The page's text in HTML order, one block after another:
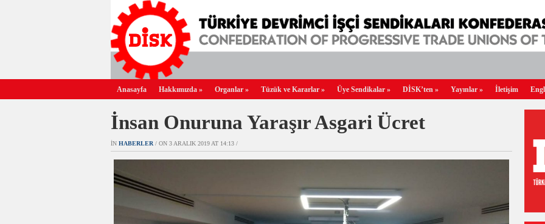
Anasayfa Hakkımızda » Organlar » Tüzük ve Kararlar » Üye Sendikalar » DİSK’ten » Yayınlar » İletişim
İnsan Onuruna Yaraşır Asgari Ücret
IN HABERLER / ON 3 ARALIK 2019 AT 14:13 /